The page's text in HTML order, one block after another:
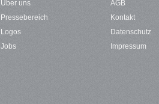
Über uns
Pressebereich
Logos
Jobs
AGB
Kontakt
Datenschutz
Impressum